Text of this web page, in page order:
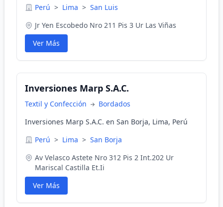
Perú > Lima > San Luis
Jr Yen Escobedo Nro 211 Pis 3 Ur Las Viñas
Ver Más
Inversiones Marp S.A.C.
Textil y Confección
Bordados
Inversiones Marp S.A.C. en San Borja, Lima, Perú
Perú > Lima > San Borja
Av Velasco Astete Nro 312 Pis 2 Int.202 Ur
Mariscal Castilla Et.Ii
Ver Más